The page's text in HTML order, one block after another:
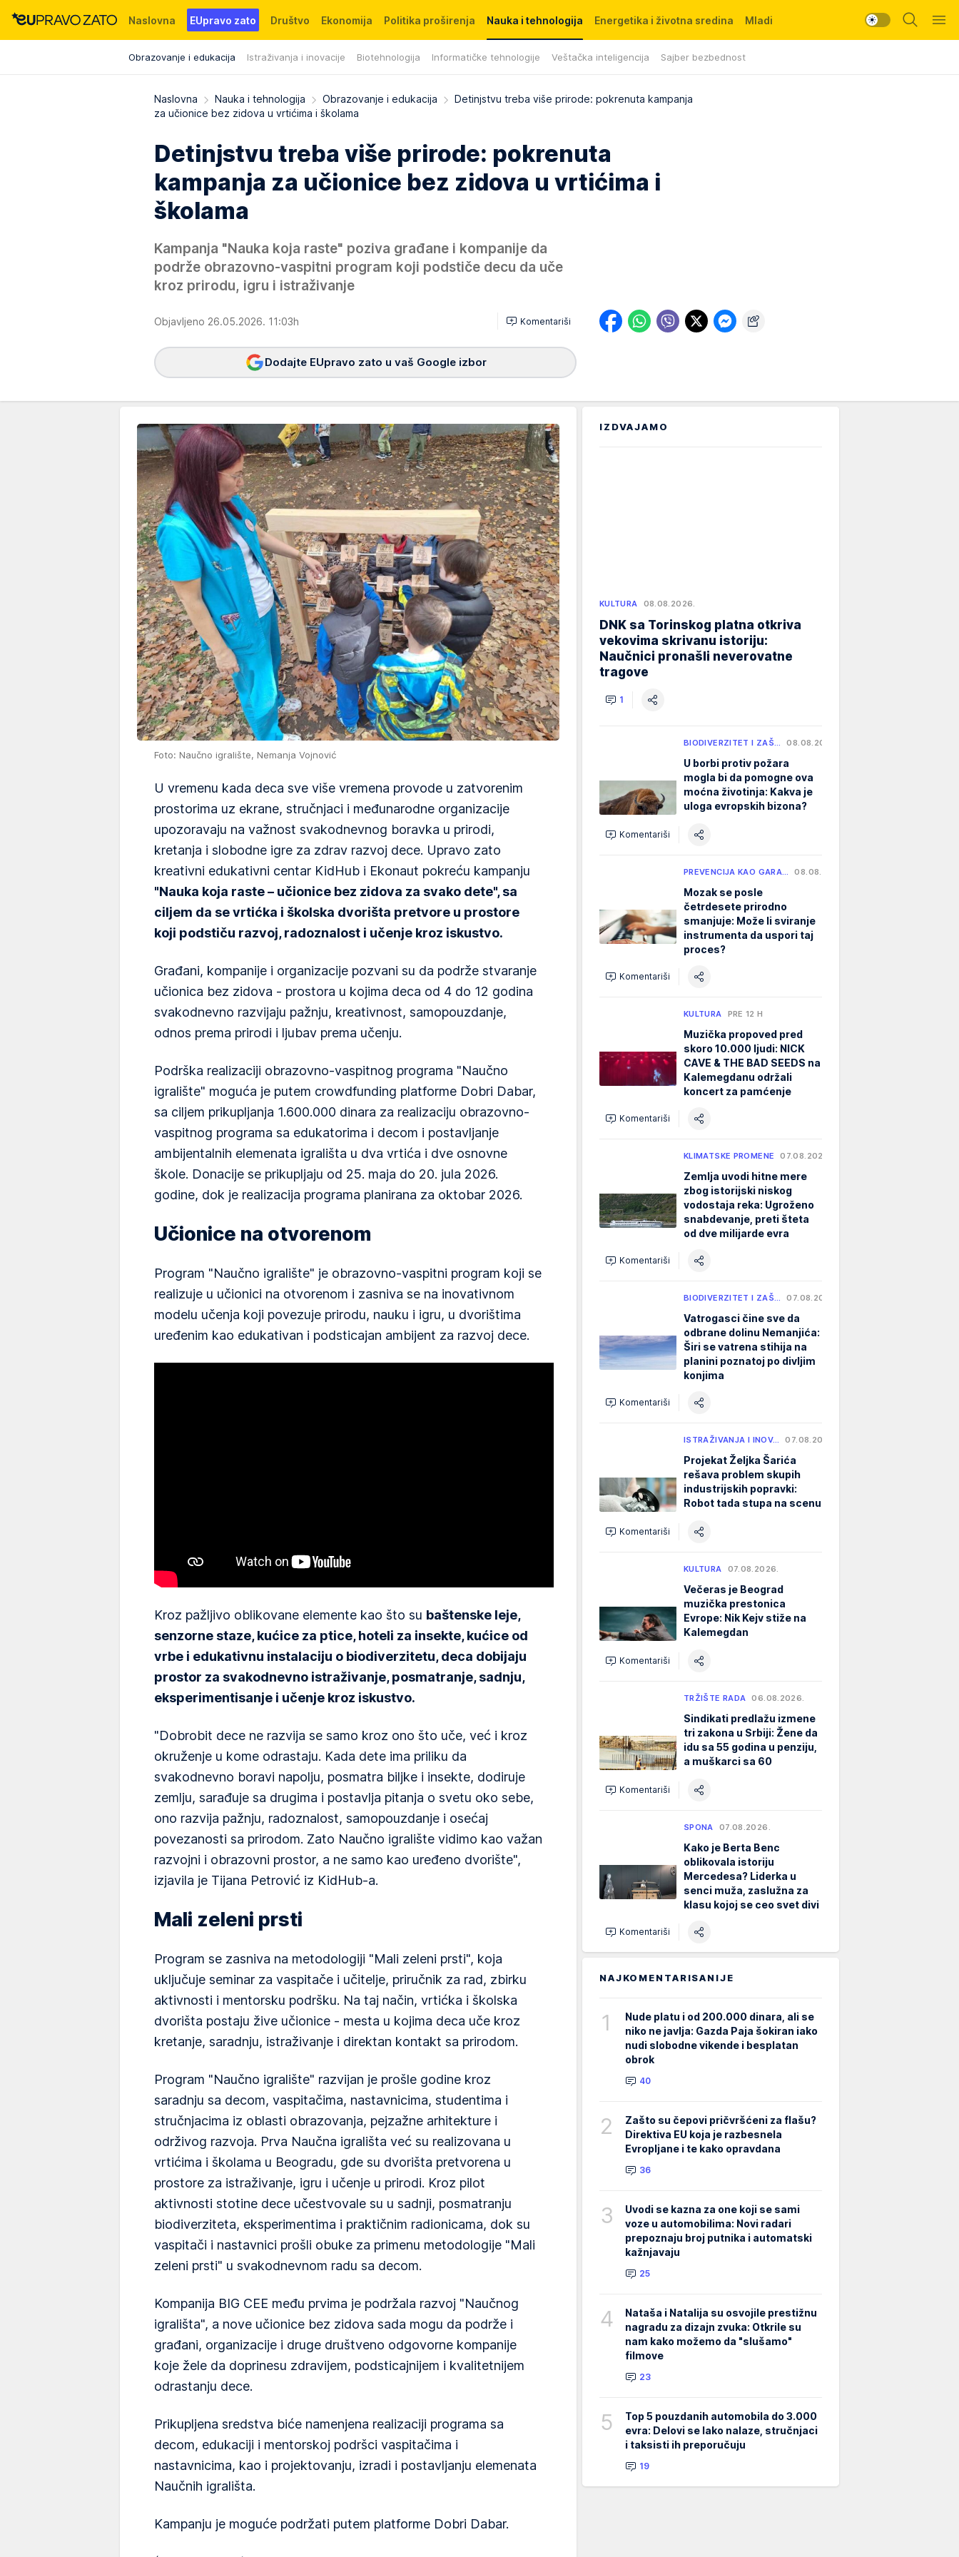
Naslovna EUpravo zato Društvo Ekonomija Politika proširenja Nauka i tehnologija
Obrazovanje i edukacija Istraživanja i inovacije Biotehnologija Informatičke tehnologije Veštačka inteligencija Sajber bezbednost
Energetika i životna sredina Mladi
Događaji News WMG fondacija
Naslovna Nauka i tehnologija Obrazovanje i edukacija
Detinjstvu treba više prirode: pokrenuta kampanja
za učionice bez zidova u vrtićima i školama
Detinjstvu treba više prirode: pokrenuta
kampanja za učionice bez zidova u vrtićima i
školama
Kampanja "Nauka koja raste" poziva građane i kompanije da
podrže obrazovno-vaspitni program koji podstiče decu da uče
kroz prirodu, igru i istraživanje
Objavljeno 26.05.2026. 11:03h Komentariši
Dodajte EUpravo zato u vaš Google izbor
Foto: Naučno igralište, Nemanja Vojnović
U vremenu kada deca sve više vremena provode u zatvorenim
prostorima uz ekrane, stručnjaci i međunarodne organizacije
upozoravaju na važnost svakodnevnog boravka u prirodi,
kretanja i slobodne igre za zdrav razvoj dece. Upravo zato
kreativni edukativni centar KidHub i Ekonaut pokreću kampanju
"Nauka koja raste – učionice bez zidova za svako dete", sa
ciljem da se vrtićka i školska dvorišta pretvore u prostore
koji podstiču razvoj, radoznalost i učenje kroz iskustvo.
Građani, kompanije i organizacije pozvani su da podrže stvaranje
učionica bez zidova - prostora u kojima deca od 4 do 12 godina
svakodnevno razvijaju pažnju, kreativnost, samopouzdanje,
odnos prema prirodi i ljubav prema učenju.
Podrška realizaciji obrazovno-vaspitnog programa "Naučno
igralište" moguća je putem crowdfunding platforme Dobri Dabar,
sa ciljem prikupljanja 1.600.000 dinara za realizaciju obrazovno-
vaspitnog programa sa edukatorima i decom i postavljanje
ambijentalnih elemenata igrališta u dva vrtića i dve osnovne
škole. Donacije se prikupljaju od 25. maja do 20. jula 2026.
godine, dok je realizacija programa planirana za oktobar 2026.
Učionice na otvorenom
Program "Naučno igralište" je obrazovno-vaspitni program koji se
realizuje u učionici na otvorenom i zasniva se na inovativnom
modelu učenja koji povezuje prirodu, nauku i igru, u dvorištima
uređenim kao edukativan i podsticajan ambijent za razvoj dece.
Kroz pažljivo oblikovane elemente kao što su baštenske leje,
senzorne staze, kućice za ptice, hoteli za insekte, kućice od
vrbe i edukativnu instalaciju o biodiverzitetu, deca dobijaju
prostor za svakodnevno istraživanje, posmatranje, sadnju,
eksperimentisanje i učenje kroz iskustvo.
"Dobrobit dece ne razvija se samo kroz ono što uče, već i kroz
okruženje u kome odrastaju. Kada dete ima priliku da
svakodnevno boravi napolju, posmatra biljke i insekte, dodiruje
zemlju, sarađuje sa drugima i postavlja pitanja o svetu oko sebe,
ono razvija pažnju, radoznalost, samopouzdanje i osećaj
povezanosti sa prirodom. Zato Naučno igralište vidimo kao važan
razvojni i obrazovni prostor, a ne samo kao uređeno dvorište",
izjavila je Tijana Petrović iz KidHub-a.
Mali zeleni prsti
Program se zasniva na metodologiji "Mali zeleni prsti", koja
uključuje seminar za vaspitače i učitelje, priručnik za rad, zbirku
aktivnosti i mentorsku podršku. Na taj način, vrtićka i školska
dvorišta postaju žive učionice - mesta u kojima deca uče kroz
kretanje, saradnju, istraživanje i direktan kontakt sa prirodom.
Program "Naučno igralište" razvijan je prošle godine kroz
saradnju sa decom, vaspitačima, nastavnicima, studentima i
stručnjacima iz oblasti obrazovanja, pejzažne arhitekture i
održivog razvoja. Prva Naučna igrališta već su realizovana u
vrtićima i školama u Beogradu, gde su dvorišta pretvorena u
prostore za istraživanje, igru i učenje u prirodi. Kroz pilot
aktivnosti stotine dece učestvovale su u sadnji, posmatranju
biodiverziteta, eksperimentima i praktičnim radionicama, dok su
vaspitači i nastavnici prošli obuke za primenu metodologije "Mali
zeleni prsti" u svakodnevnom radu sa decom.
Kompanija BIG CEE među prvima je podržala razvoj "Naučnog
igrališta", a nove učionice bez zidova sada mogu da podrže i
građani, organizacije i druge društveno odgovorne kompanije
koje žele da doprinesu zdravijem, podsticajnijem i kvalitetnijem
odrastanju dece.
Prikupljena sredstva biće namenjena realizaciji programa sa
decom, edukaciji i mentorskoj podršci vaspitačima i
nastavnicima, kao i projektovanju, izradi i postavljanju elemenata
Naučnih igrališta.
Kampanju je moguće podržati putem platforme Dobri Dabar.
IZDVAJAMO
KULTURA 08.08.2026.
DNK sa Torinskog platna otkriva
vekovima skrivanu istoriju:
Naučnici pronašli neverovatne
tragove
1
BIODIVERZITET I ZAŠ… 08.08.2026.
U borbi protiv požara
mogla bi da pomogne ova
moćna životinja: Kakva je
uloga evropskih bizona?
Komentariši
PREVENCIJA KAO GARA… 08.08.2026.
Mozak se posle
četrdesete prirodno
smanjuje: Može li sviranje
instrumenta da uspori taj
proces?
Komentariši
KULTURA PRE 12 H
Muzička propoved pred
skoro 10.000 ljudi: NICK
CAVE & THE BAD SEEDS na
Kalemegdanu održali
koncert za pamćenje
Komentariši
KLIMATSKE PROMENE 07.08.2026.
Zemlja uvodi hitne mere
zbog istorijski niskog
vodostaja reka: Ugroženo
snabdevanje, preti šteta
od dve milijarde evra
Komentariši
BIODIVERZITET I ZAŠ… 07.08.2026.
Vatrogasci čine sve da
odbrane dolinu Nemanjića:
Širi se vatrena stihija na
planini poznatoj po divljim
konjima
Komentariši
ISTRAŽIVANJA I INOV… 07.08.2026.
Projekat Željka Šarića
rešava problem skupih
industrijskih popravki:
Robot tada stupa na scenu
Komentariši
KULTURA 07.08.2026.
Večeras je Beograd
muzička prestonica
Evrope: Nik Kejv stiže na
Kalemegdan
Komentariši
TRŽIŠTE RADA 06.08.2026.
Sindikati predlažu izmene
tri zakona u Srbiji: Žene da
idu sa 55 godina u penziju,
a muškarci sa 60
Komentariši
SPONA 07.08.2026.
Kako je Berta Benc
oblikovala istoriju
Mercedesa? Liderka u
senci muža, zaslužna za
klasu kojoj se ceo svet divi
Komentariši
NAJKOMENTARISANIJE
1
Nude platu i od 200.000 dinara, ali se
niko ne javlja: Gazda Paja šokiran iako
nudi slobodne vikende i besplatan
obrok
40
2
Zašto su čepovi pričvršćeni za flašu?
Direktiva EU koja je razbesnela
Evropljane i te kako opravdana
36
3
Uvodi se kazna za one koji se sami
voze u automobilima: Novi radari
prepoznaju broj putnika i automatski
kažnjavaju
25
4
Nataša i Natalija su osvojile prestižnu
nagradu za dizajn zvuka: Otkrile su
nam kako možemo da "slušamo"
filmove
23
5
Top 5 pouzdanih automobila do 3.000
evra: Delovi se lako nalaze, stručnjaci
i taksisti ih preporučuju
19